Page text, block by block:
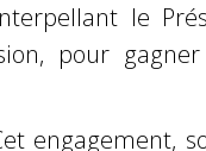
le
pour
engagement,